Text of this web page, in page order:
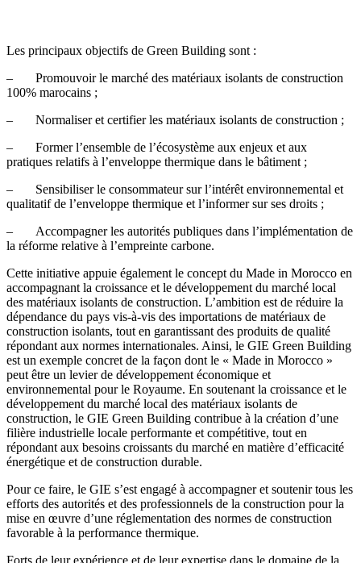
Les principaux objectifs de Green Building sont :
– Promouvoir le marché des matériaux isolants de construction
100% marocains ;
– Normaliser et certifier les matériaux isolants de construction ;
– Former l’ensemble de l’écosystème aux enjeux et aux
pratiques relatifs à l’enveloppe thermique dans le bâtiment ;
– Sensibiliser le consommateur sur l’intérêt environnemental et
qualitatif de l’enveloppe thermique et l’informer sur ses droits ;
– Accompagner les autorités publiques dans l’implémentation de
la réforme relative à l’empreinte carbone.
Cette initiative appuie également le concept du Made in Morocco en
accompagnant la croissance et le développement du marché local
des matériaux isolants de construction. L’ambition est de réduire la
dépendance du pays vis-à-vis des importations de matériaux de
construction isolants, tout en garantissant des produits de qualité
répondant aux normes internationales. Ainsi, le GIE Green Building
est un exemple concret de la façon dont le « Made in Morocco »
peut être un levier de développement économique et
environnemental pour le Royaume. En soutenant la croissance et le
développement du marché local des matériaux isolants de
construction, le GIE Green Building contribue à la création d’une
filière industrielle locale performante et compétitive, tout en
répondant aux besoins croissants du marché en matière d’efficacité
énergétique et de construction durable.
Pour ce faire, le GIE s’est engagé à accompagner et soutenir tous les
efforts des autorités et des professionnels de la construction pour la
mise en œuvre d’une réglementation des normes de construction
favorable à la performance thermique.